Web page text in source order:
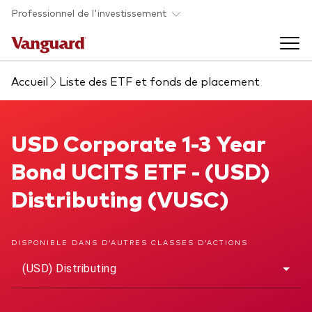
Skip to main content
Professionnel de l'investissement
Fonds et ETFs
Tous les produits
Analyses et événements
Back to main menu
À propos de Vanguard
À propos de Vanguard
Accueil Liste des ETF et fonds de placement
USD Corporate 1-3 Year Bond UCITS ETF
USD Corporate 1-3 Year
Bond UCITS ETF - (USD)
Distributing (VUSC)
DISPONIBLE DANS D’AUTRES CLASSES D’ACTIONS
(USD) Distributing